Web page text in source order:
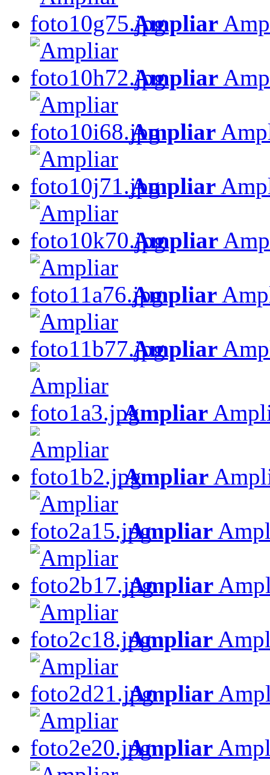
Ampliar
Ampliar
Ampliar
Ampliar
Ampliar
Ampliar
Ampliar
Ampliar
Ampliar
Ampliar
Ampliar
Ampliar
Ampliar
Ampliar